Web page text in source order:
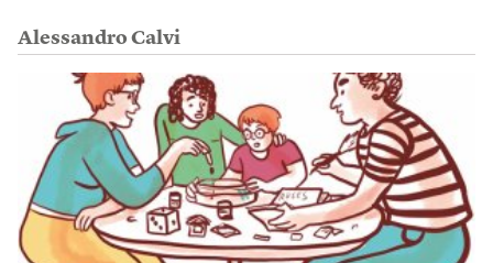
Alessandro Calvi